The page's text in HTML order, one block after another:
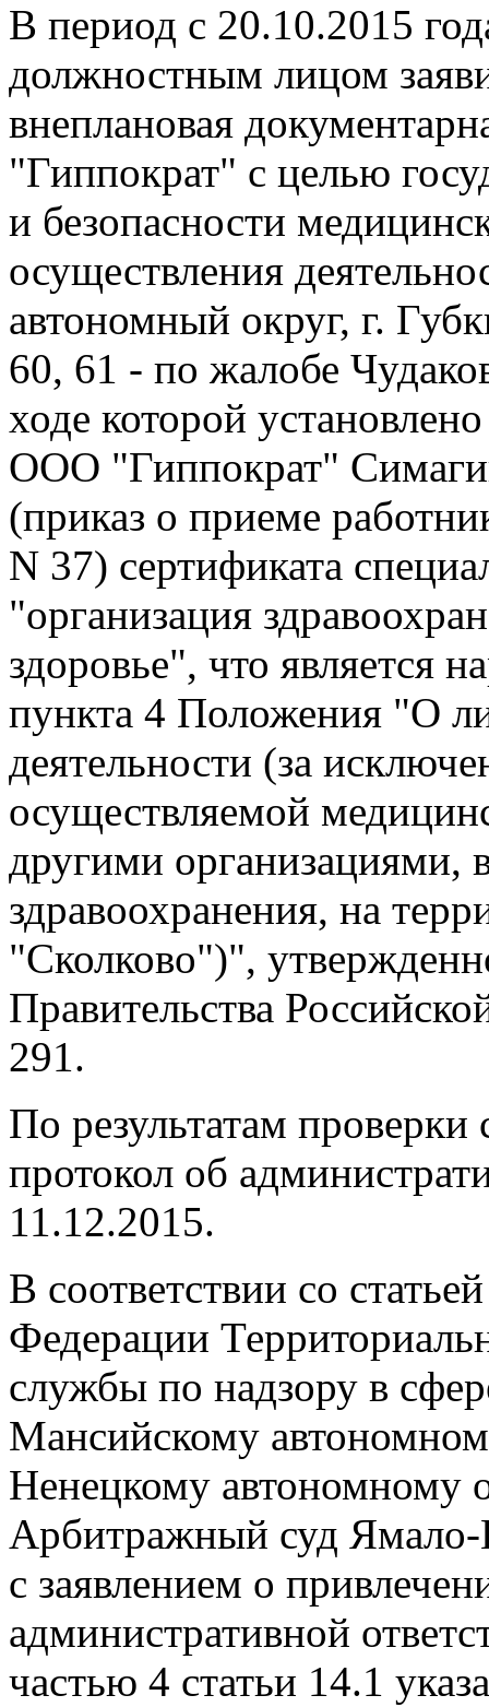
В период с 20.10.2015
должностным лицом
внеплановая
"Гиппократ" с целью
и безопасности
осуществления
автономный округ, г.
60, 61 - по жалобе
ходе которой
ООО "Гиппократ"
(приказ о приеме
N 37) сертификата
"организация
здоровье", что является
пункта 4 Положения "О
деятельности (за
осуществляемой
другими организациями,
здравоохранения, на
"Сколково")",
Правительства
291.
По результатам
протокол об
11.12.2015.
В соответствии со
Федерации
службы по надзору в
Мансийскому
Ненецкому автономному
Арбитражный суд Ямало-
с заявлением о
административной
частью 4 статьи 14.1